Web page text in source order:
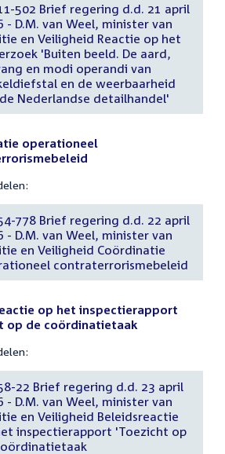
502 Brief regering d.d. 21 april
- D.M. van Weel, minister van
en Veiligheid Reactie op het
'Buiten beeld. De aard,
en modi operandi van
en de weerbaarheid
Nederlandse detailhandel'
operationeel
778 Brief regering d.d. 22 april
- D.M. van Weel, minister van
en Veiligheid Coördinatie
contraterrorismebeleid
op het inspectierapport
op de coördinatietaak
22 Brief regering d.d. 23 april
- D.M. van Weel, minister van
en Veiligheid Beleidsreactie
inspectierapport 'Toezicht op